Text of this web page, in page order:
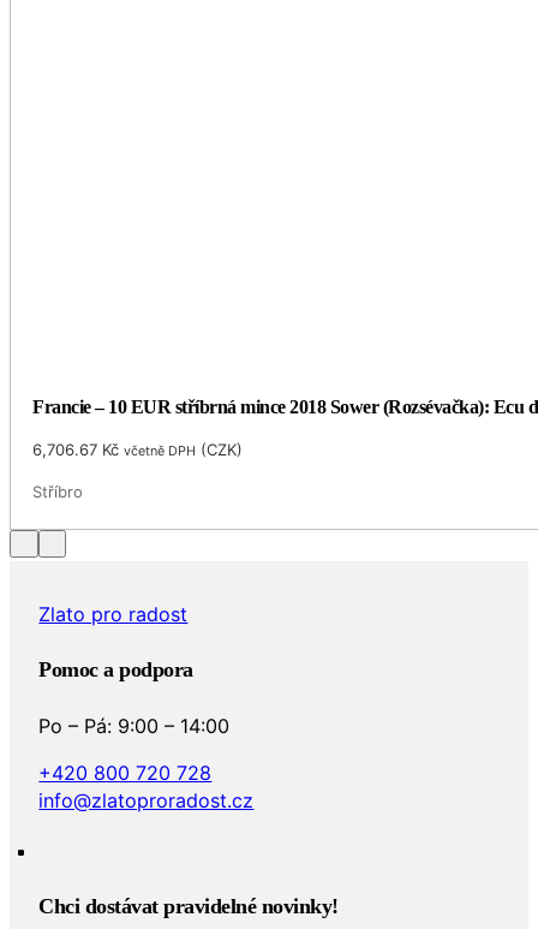
Francie – 10 EUR stříbrná mince 2018 Sower (Rozsévačka): Ecu
6,706.67 Kč včetně DPH (CZK)
Stříbro
Zlato pro radost
Pomoc a podpora
Po – Pá: 9:00 – 14:00
+420 800 720 728
info@zlatoproradost.cz
Chci dostávat pravidelné novinky!​